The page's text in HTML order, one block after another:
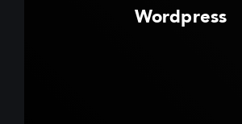
Wordpress